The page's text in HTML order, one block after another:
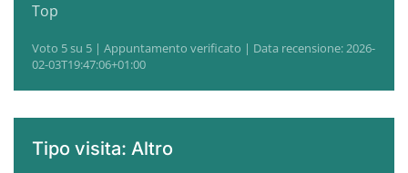
Top
Voto 5 su 5 | Appuntamento verificato | Data recensione: 2026-
02-03T19:47:06+01:00
Tipo visita: Altro